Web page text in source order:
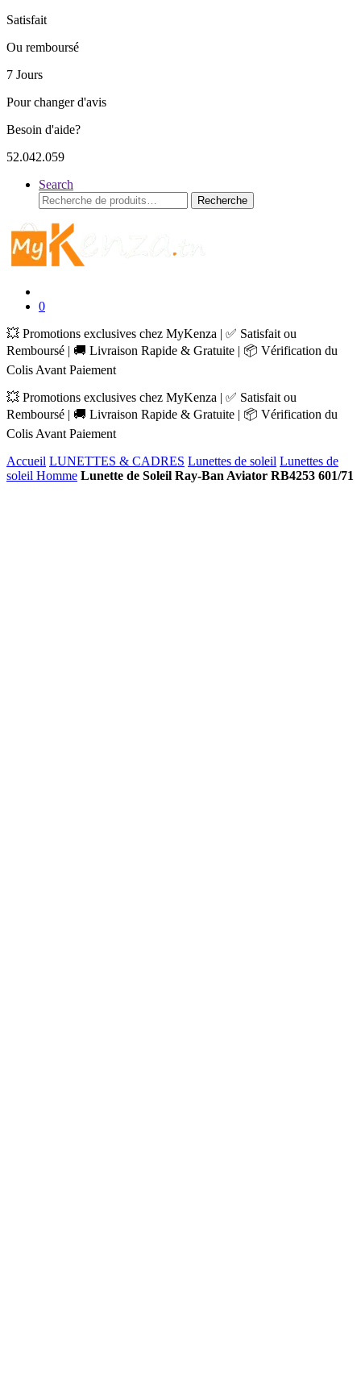
Satisfait
Ou remboursé
7 Jours
Pour changer d'avis
Besoin d'aide?
52.042.059
Search
Recherche
pour :
Recherche
0
💥 Promotions exclusives chez MyKenza | ✅ Satisfait ou
Remboursé | 🚚 Livraison Rapide & Gratuite | 📦 Vérification du
Colis Avant Paiement
💥 Promotions exclusives chez MyKenza | ✅ Satisfait ou
Remboursé | 🚚 Livraison Rapide & Gratuite | 📦 Vérification du
Colis Avant Paiement
Accueil LUNETTES & CADRES Lunettes de soleil Lunettes de
soleil Homme Lunette de Soleil Ray-Ban Aviator RB4253 601/71